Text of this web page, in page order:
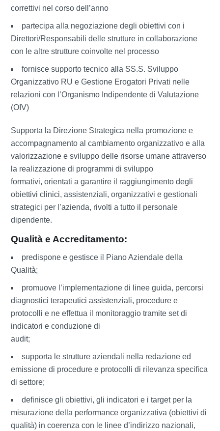
correttivi nel corso dell’anno
partecipa alla negoziazione degli obiettivi con i
Direttori/Responsabili delle strutture in collaborazione
con le altre strutture coinvolte nel processo
fornisce supporto tecnico alla SS.S. Sviluppo
Organizzativo RU e Gestione Erogatori Privati nelle
relazioni con l’Organismo Indipendente di Valutazione
(OIV)
Supporta la Direzione Strategica nella promozione e
accompagnamento al cambiamento organizzativo e alla
valorizzazione e sviluppo delle risorse umane attraverso
la realizzazione di programmi di sviluppo
formativi, orientati a garantire il raggiungimento degli
obiettivi clinici, assistenziali, organizzativi e gestionali
strategici per l’azienda, rivolti a tutto il personale
dipendente.
Qualità e Accreditamento:
predispone e gestisce il Piano Aziendale della
Qualità;
promuove l’implementazione di linee guida, percorsi
diagnostici terapeutici assistenziali, procedure e
protocolli e ne effettua il monitoraggio tramite set di
indicatori e conduzione di
audit;
supporta le strutture aziendali nella redazione ed
emissione di procedure e protocolli di rilevanza specifica
di settore;
definisce gli obiettivi, gli indicatori e i target per la
misurazione della performance organizzativa (obiettivi di
qualità) in coerenza con le linee d’indirizzo nazionali,